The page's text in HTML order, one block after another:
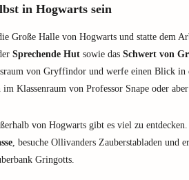
in Hogwarts sein
Große Halle von Hogwarts und statte dem
Sprechende Hut sowie das Schwert von
von Gryffindor und werfe einen Blick in
im Klassenraum von Professor Snape oder
von Hogwarts gibt es viel zu
, besuche Ollivanders Zauberstabladen und
Gringotts.